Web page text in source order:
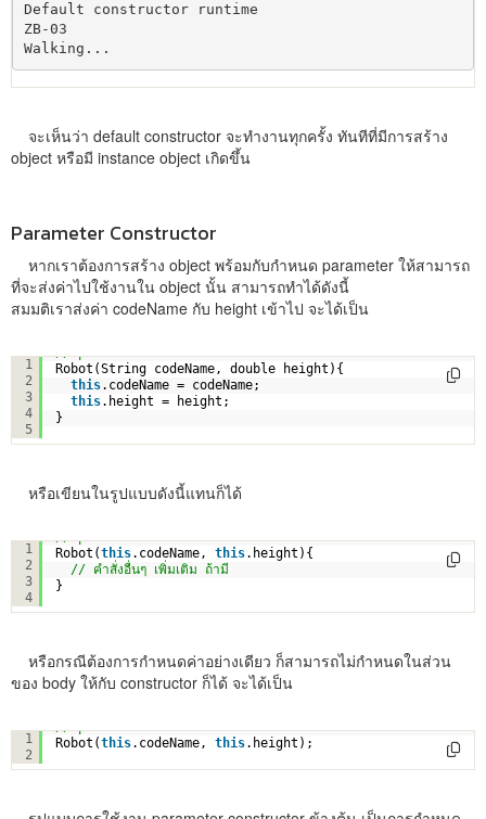
Default constructor runtime
ZB-03
Walking...
จะเห็นว่า default constructor จะทำงานทุกครั้ง ทันทีที่มีการสร้าง
object หรือมี instance object เกิดขึ้น
Parameter Constructor
หากเราต้องการสร้าง object พร้อมกับกำหนด parameter ให้สามารถ
ที่จะส่งค่าไปใช้งานใน object นั้น สามารถทำได้ดังนี้
สมมติเราส่งค่า codeName กับ height เข้าไป จะได้เป็น
1
2
3
4
5
Robot(String codeName, double height){
this.codeName = codeName;
this.height = height;
}
หรือเขียนในรูปแบบดังนี้แทนก็ได้
1
2
3
4
Robot(this.codeName, this.height){
// คำสั่งอื่นๆ เพิ่มเติม ถ้ามี
}
หรือกรณีต้องการกำหนดค่าอย่างเดียว ก็สามารถไม่กำหนดในส่วน
ของ body ให้กับ constructor ก็ได้ จะได้เป็น
1
2
Robot(this.codeName, this.height);